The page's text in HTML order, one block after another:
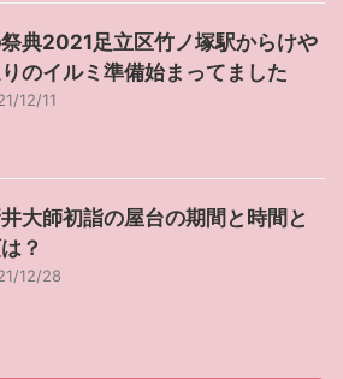
典2021足立区竹ノ塚駅からけや
のイルミ準備始まってました
12/11
大師初詣の屋台の期間と時間と
？
12/28